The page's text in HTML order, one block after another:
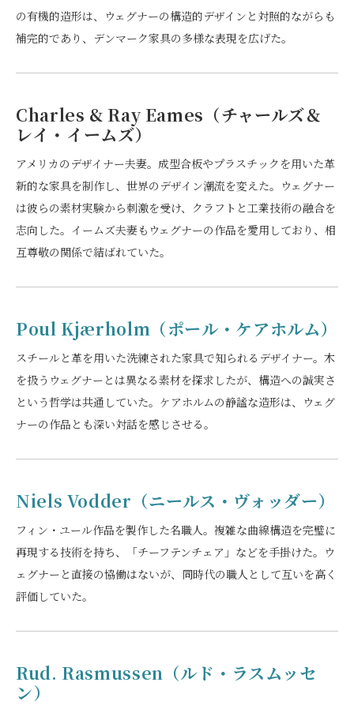
の有機的造形は、ウェグナーの構造的デザインと対照的ながらも
補完的であり、デンマーク家具の多様な表現を広げた。
Charles & Ray Eames（チャールズ＆
レイ・イームズ）
アメリカのデザイナー夫妻。成型合板やプラスチックを用いた革
新的な家具を制作し、世界のデザイン潮流を変えた。ウェグナー
は彼らの素材実験から刺激を受け、クラフトと工業技術の融合を
志向した。イームズ夫妻もウェグナーの作品を愛用しており、相
互尊敬の関係で結ばれていた。
Poul Kjærholm（ポール・ケアホルム）
スチールと革を用いた洗練された家具で知られるデザイナー。木
を扱うウェグナーとは異なる素材を探求したが、構造への誠実さ
という哲学は共通していた。ケアホルムの静謐な造形は、ウェグ
ナーの作品とも深い対話を感じさせる。
Niels Vodder（ニールス・ヴォッダー）
フィン・ユール作品を製作した名職人。複雑な曲線構造を完璧に
再現する技術を持ち、「チーフテンチェア」などを手掛けた。ウ
ェグナーと直接の協働はないが、同時代の職人として互いを高く
評価していた。
Rud. Rasmussen（ルド・ラスムッセ
ン）